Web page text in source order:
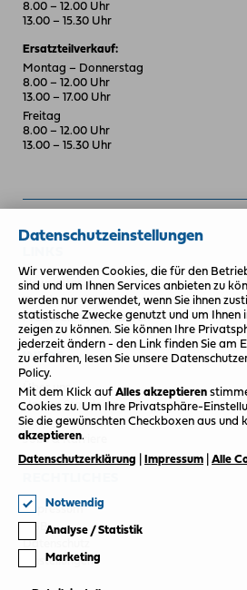
8.00 – 12.00 Uhr
13.00 – 15.30 Uhr
Ersatzteilverkauf:
Montag – Donnerstag
8.00 – 12.00 Uhr
13.00 – 17.00 Uhr
Freitag
8.00 – 12.00 Uhr
13.00 – 15.30 Uhr
Newsletter
Termin vereinbaren
Probefahrt vereinbaren
INFOS
Über uns
Unsere Standorte
Ansprechpartner
Jobs & Karriere
Impressum
AGB
Datenschutz
Einstellungen
Datenschutzeinstellungen
Wir verwenden Cookies, die für den
sind und um Ihnen Services anbieten zu
werden nur verwendet, wenn Sie ihnen
statistische Zwecke genutzt und um Ihnen
zeigen zu können. Sie können Ihre
jederzeit ändern - den Link finden Sie am
zu erfahren, lesen Sie unsere
Policy.
Mit dem Klick auf Alles akzeptieren
Cookies zu. Um Ihre Privatsphäre-
Sie die gewünschten Checkboxen aus und
akzeptieren.
Datenschutzerklärung
Impressum Alle
Notwendig
Analyse / Statistik
Marketing